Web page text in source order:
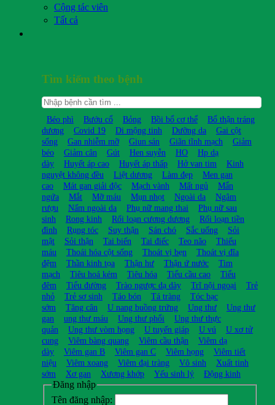
Cộng tác viên
Tất cả
Tìm kiếm theo bệnh
Béo phì Bướu cổ Bỏng Bồi bổ cơ thể
Bổ thận tráng
dương
Covid 19 Di mộng tinh Dưỡng da
Gai cột
sống
Gan nhiễm mỡ Giun sán Giãn tĩnh mạch
Giảm
béo
Giảm cân Gút Hen suyễn HO
Hp dạ
dày
Huyết áp cao Huyết áp thấp Hở van tim
Kinh
nguyệt không đều
Liệt dương Làm đẹp
Men gan
cao
Mát gan giải độc Mạch vành Mất ngủ
Mẩn
ngứa
Mắt Mỡ máu Mụn nhọt Ngoài da
Ngâm
rượu
Nấm ngoài da Phụ nữ mang thai
Phụ nữ sau
sinh
Rong kinh Rối loạn cương dương
Rối loạn tiền
đình
Rụng tóc Suy thận Sán chó Sắc uống
Sỏi
mật
Sỏi thận Tai biến Tai điếc Teo não
Thiếu
máu
Thoái hóa cột sống Thoát vị bẹn
Thoát vị đĩa
đệm
Thần kinh tọa Thận hư Thận ứ nước
Tim
mạch
Tiêu hoá kém Tiêu hóa Tiểu cầu cao
Tiểu
đêm
Tiểu đường Trào ngược dạ dày Trĩ nội ngoại
Trẻ
nhỏ
Trẻ sơ sinh Táo bón Tá tràng
Tóc bạc
sớm
Tăng cân U nang buồng trứng Ung thư
Ung thư
gan
ung thư máu Ung thư phổi
Ung thư thực
quản
Ung thư vòm họng U tuyến giáp U vú
U xơ tử
cung
Viêm bàng quang Viêm cầu thận
Viêm dạ
dày
Viêm gan B Viêm gan C Viêm họng
Viêm tiết
niệu
Viêm xoang Viêm đại tràng Vô sinh
Xuất tinh
sớm
Xơ gan Xương khớp Yếu sinh lý Động kinh
Đăng nhập
Tên đăng nhập: